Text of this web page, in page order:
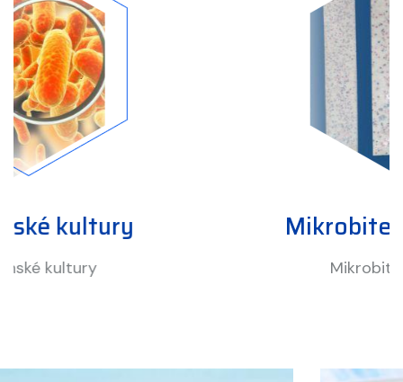
Mikrobitesty a fosfatesty